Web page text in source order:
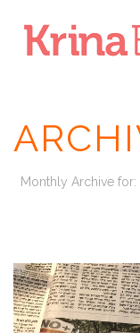
Monthly Archive for: